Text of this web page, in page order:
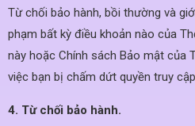
Từ chối bảo hành, bồi thường và
phạm bất kỳ điều khoản nào của
này hoặc Chính sách Bảo mật của
việc bạn bị chấm dứt quyền truy
4. Từ chối bảo hành.